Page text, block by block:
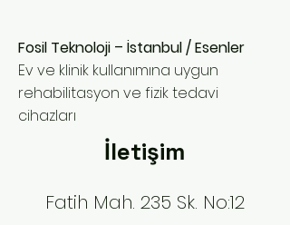
Fosil Teknoloji – İstanbul / Esenler
Ev ve klinik kullanımına uygun
rehabilitasyon ve fizik tedavi
cihazları
İletişim
Fatih Mah. 235 Sk. No:12